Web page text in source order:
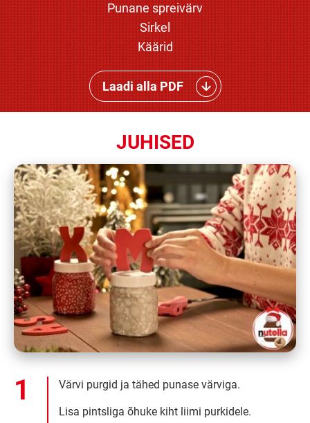
Punane spreivärv
Sirkel
Käärid
Laadi alla PDF
JUHISED
Värvi purgid ja tähed punase värviga.
Lisa pintsliga õhuke kiht liimi purkidele.